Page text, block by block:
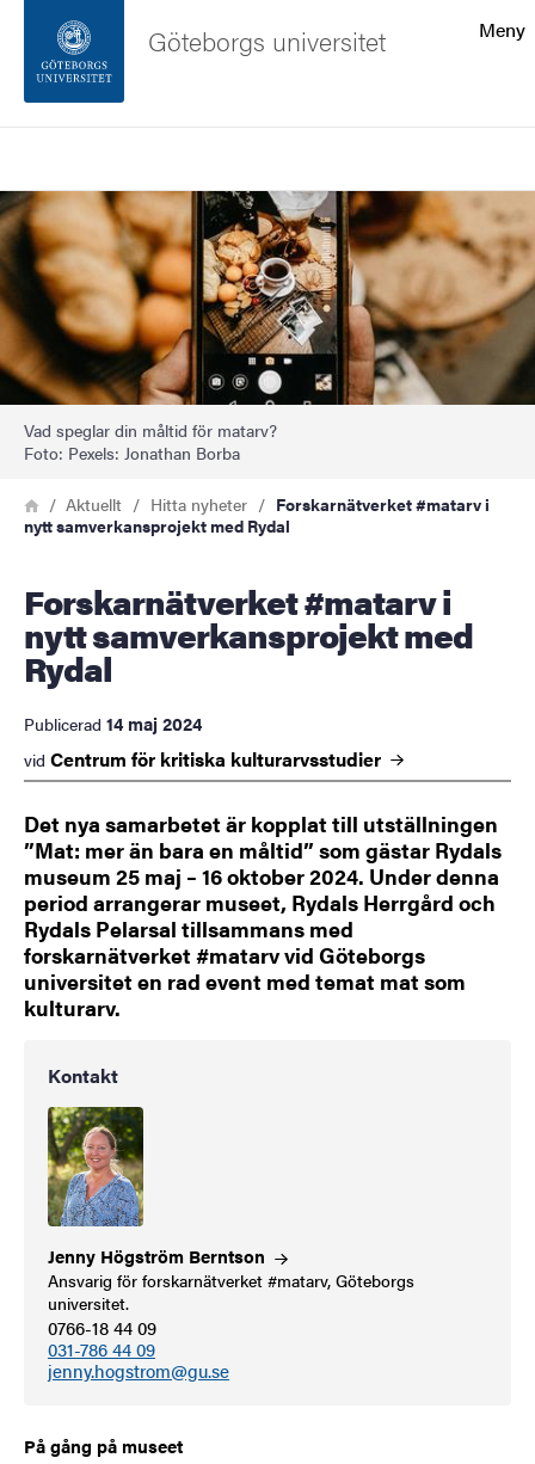
Sidfoten
Om webbplatsen
Meny
Göteborgs universitet
Bild
Vad speglar din måltid för matarv?
Foto: Pexels: Jonathan Borba
Länkstig
HemAktuellt Hitta nyheter
Forskarnätverket #matarv i
nytt samverkansprojekt med Rydal
Forskarnätverket #matarv i
nytt samverkansprojekt med
Rydal
Publicerad 14 maj 2024
vid Centrum för kritiska kulturarvsstudier
Det nya samarbetet är kopplat till utställningen
”Mat: mer än bara en måltid” som gästar Rydals
museum 25 maj – 16 oktober 2024. Under denna
period arrangerar museet, Rydals Herrgård och
Rydals Pelarsal tillsammans med
forskarnätverket #matarv vid Göteborgs
universitet en rad event med temat mat som
kulturarv.
Kontakt
Jenny Högström Berntson
Ansvarig för forskarnätverket #matarv, Göteborgs
universitet.
0766-18 44 09
031-786 44 09
jenny.hogstrom@gu.se
På gång på museet